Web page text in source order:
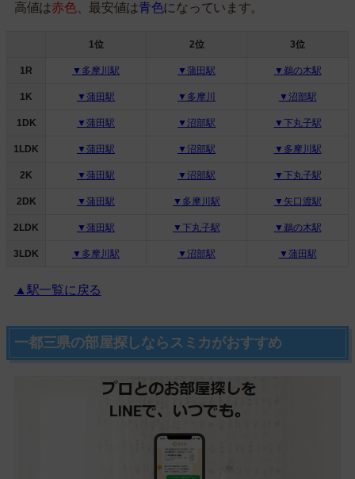
高値は赤色、最安値は青色になっています。
1位 2位 3位
1R ▼多摩川駅 ▼蒲田駅 ▼鵜の木駅
1K ▼蒲田駅 ▼多摩川 ▼沼部駅
1DK ▼蒲田駅 ▼沼部駅 ▼下丸子駅
1LDK ▼蒲田駅 ▼沼部駅 ▼多摩川駅
2K ▼蒲田駅 ▼沼部駅 ▼下丸子駅
2DK ▼蒲田駅 ▼多摩川駅 ▼矢口渡駅
2LDK ▼蒲田駅 ▼下丸子駅 ▼鵜の木駅
3LDK ▼多摩川駅 ▼沼部駅 ▼蒲田駅
▲駅一覧に戻る
一都三県の部屋探しならスミカがおすすめ